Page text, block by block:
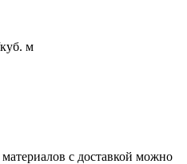
м
с доставкой можно